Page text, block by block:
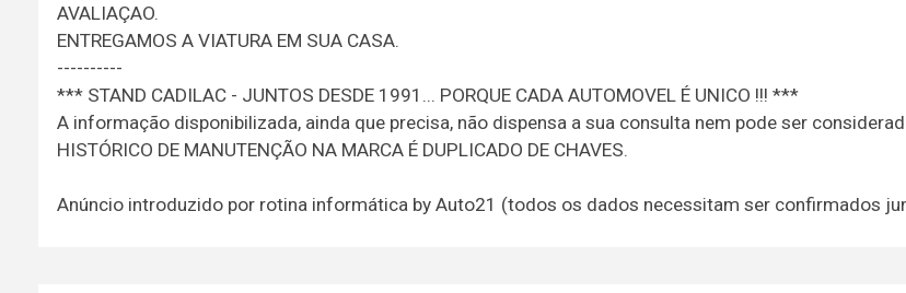
AVALIAÇAO.
ENTREGAMOS A VIATURA EM SUA CASA.
----------
*** STAND CADILAC - JUNTOS DESDE 1991... PORQUE CADA AUTOMOVEL É UNICO !!! ***
A informação disponibilizada, ainda que precisa, não dispensa a sua consulta nem pode ser
HISTÓRICO DE MANUTENÇÃO NA MARCA É DUPLICADO DE CHAVES.
Anúncio introduzido por rotina informática by Auto21 (todos os dados necessitam ser confirmados